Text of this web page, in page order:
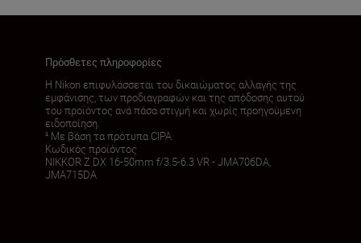
Πρόσθετες πληροφορίες
Η Nikon επιφυλάσσεται του δικαιώματος αλλαγής της
εμφάνισης, των προδιαγραφών και της απόδοσης αυτού
του προϊόντος ανά πάσα στιγμή και χωρίς προηγούμενη
ειδοποίηση.
¹ Με βάση τα πρότυπα CIPA
Κωδικός προϊόντος
NIKKOR Z DX 16-50mm f/3.5-6.3 VR - JMA706DA,
JMA715DA